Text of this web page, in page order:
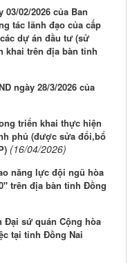
02/2026 của Ban
tác lãnh đạo của cấp
dự án đầu tư (sử
khai trên địa bàn tỉnh
ngày 28/3/2026 của
triển khai thực hiện
phủ (được sửa đổi,bổ
(16/04/2026)
năng lực đội ngũ hòa
trên địa bàn tỉnh Đồng
Đại sứ quán Cộng hòa
tại tỉnh Đồng Nai